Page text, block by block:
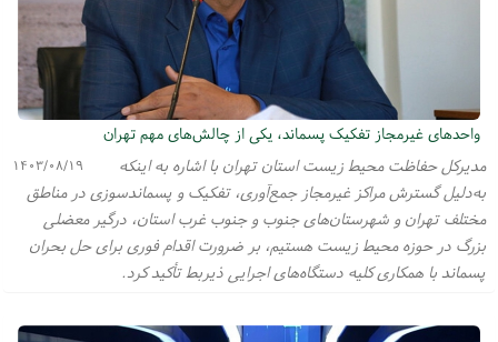
واحدهای غیرمجاز تفکیک پسماند، یکی از چالش‌های مهم تهران
۱۴۰۳/۰۸/۱۹
مدیرکل حفاظت محیط زیست استان تهران با اشاره به اینکه
به‌دلیل گسترش مراکز غیرمجاز جمع‌آوری، تفکیک و پسماندسوزی در مناطق
مختلف تهران و شهرستان‌های جنوب و جنوب غرب استان، درگیر معضلی
بزرگ در حوزه محیط زیست هستیم، بر ضرورت اقدام فوری برای حل بحران‌
پسماند با همکاری کلیه دستگاه‌های اجرایی ذیربط تأکید کرد.